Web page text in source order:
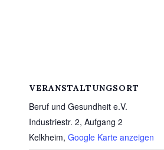
VERANSTALTUNGSORT
Beruf und Gesundheit e.V.
Industriestr. 2, Aufgang 2
Kelkheim, Google Karte anzeigen